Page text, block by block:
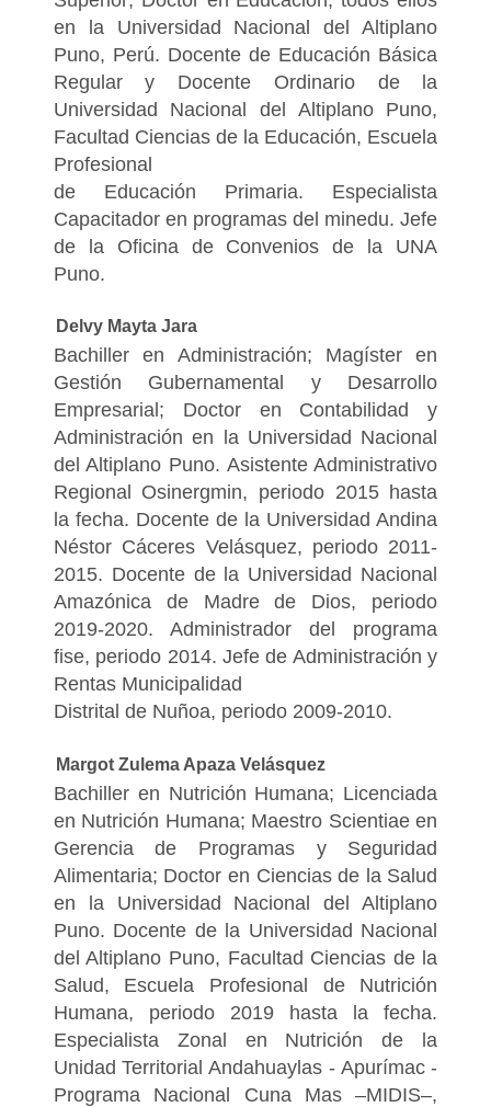
en la Universidad Nacional del Altiplano
Puno, Perú. Docente de Educación Básica
Regular y Docente Ordinario de la
Universidad Nacional del Altiplano Puno,
Facultad Ciencias de la Educación, Escuela
Profesional
de Educación Primaria. Especialista
Capacitador en programas del minedu. Jefe
de la Oficina de Convenios de la UNA
Puno.
Delvy Mayta Jara
Bachiller en Administración; Magíster en
Gestión Gubernamental y Desarrollo
Empresarial; Doctor en Contabilidad y
Administración en la Universidad Nacional
del Altiplano Puno. Asistente Administrativo
Regional Osinergmin, periodo 2015 hasta
la fecha. Docente de la Universidad Andina
Néstor Cáceres Velásquez, periodo 2011-
2015. Docente de la Universidad Nacional
Amazónica de Madre de Dios, periodo
2019-2020. Administrador del programa
fise, periodo 2014. Jefe de Administración y
Rentas Municipalidad
Distrital de Nuñoa, periodo 2009-2010.
Margot Zulema Apaza Velásquez
Bachiller en Nutrición Humana; Licenciada
en Nutrición Humana; Maestro Scientiae en
Gerencia de Programas y Seguridad
Alimentaria; Doctor en Ciencias de la Salud
en la Universidad Nacional del Altiplano
Puno. Docente de la Universidad Nacional
del Altiplano Puno, Facultad Ciencias de la
Salud, Escuela Profesional de Nutrición
Humana, periodo 2019 hasta la fecha.
Especialista Zonal en Nutrición de la
Unidad Territorial Andahuaylas - Apurímac -
Programa Nacional Cuna Mas –MIDIS–,